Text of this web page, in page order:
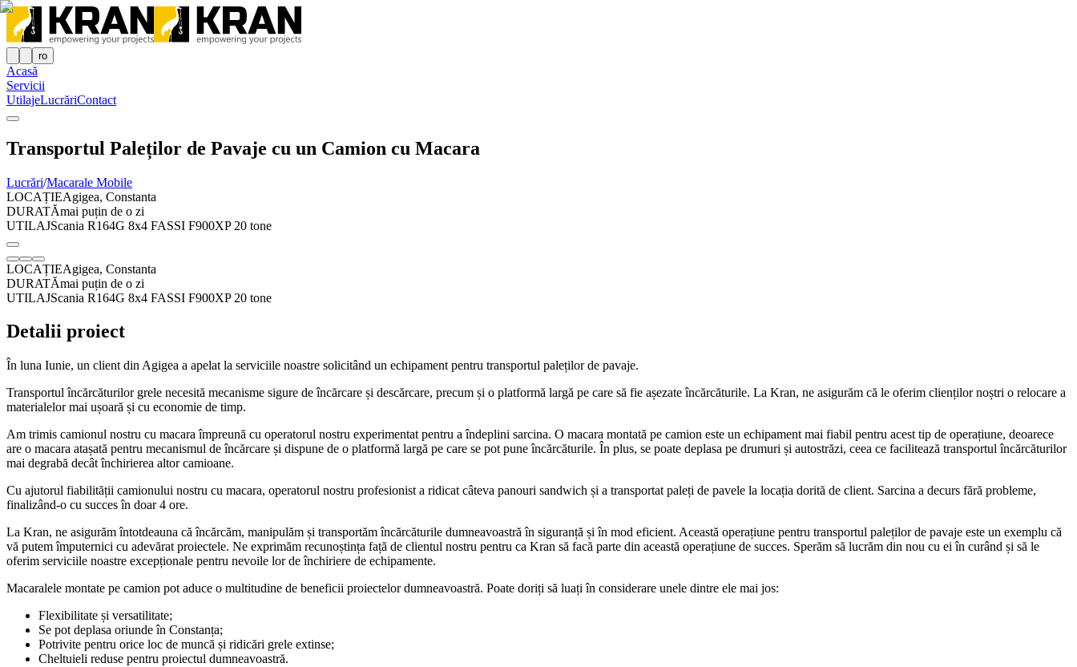
ro
Acasă
Servicii
UtilajeLucrăriContact
Transportul Paleților de Pavaje cu un Camion cu Macara
Lucrări/Macarale Mobile
LOCAȚIEAgigea, Constanta
DURATĂmai puțin de o zi
UTILAJScania R164G 8x4 FASSI F900XP 20 tone
LOCAȚIEAgigea, Constanta
DURATĂmai puțin de o zi
UTILAJScania R164G 8x4 FASSI F900XP 20 tone
Detalii proiect
În luna Iunie, un client din Agigea a apelat la serviciile noastre solicitând un echipament pentru transportul paleților de pavaje.
Transportul încărcăturilor grele necesită mecanisme sigure de încărcare și descărcare, precum și o platformă largă pe care să fie așezate încărcăturile. La Kran, ne asigurăm că le oferim clienților noștri o relocare a
materialelor mai ușoară și cu economie de timp.
Am trimis camionul nostru cu macara împreună cu operatorul nostru experimentat pentru a îndeplini sarcina. O macara montată pe camion este un echipament mai fiabil pentru acest tip de operațiune, deoarece
are o macara atașată pentru mecanismul de încărcare și dispune de o platformă largă pe care se pot pune încărcăturile. În plus, se poate deplasa pe drumuri și autostrăzi, ceea ce facilitează transportul încărcăturilor
mai degrabă decât închirierea altor camioane.
Cu ajutorul fiabilității camionului nostru cu macara, operatorul nostru profesionist a ridicat câteva panouri sandwich și a transportat paleți de pavele la locația dorită de client. Sarcina a decurs fără probleme,
finalizând-o cu succes în doar 4 ore.
La Kran, ne asigurăm întotdeauna că încărcăm, manipulăm și transportăm încărcăturile dumneavoastră în siguranță și în mod eficient. Această operațiune pentru transportul paleților de pavaje este un exemplu că
vă putem împuternici cu adevărat proiectele. Ne exprimăm recunoștința față de clientul nostru pentru ca Kran să facă parte din această operațiune de succes. Sperăm să lucrăm din nou cu ei în curând și să le
oferim serviciile noastre excepționale pentru nevoile lor de închiriere de echipamente.
Macaralele montate pe camion pot aduce o multitudine de beneficii proiectelor dumneavoastră. Poate doriți să luați în considerare unele dintre ele mai jos:
Flexibilitate și versatilitate;
Se pot deplasa oriunde în Constanța;
Potrivite pentru orice loc de muncă și ridicări grele extinse;
Cheltuieli reduse pentru proiectul dumneavoastră.